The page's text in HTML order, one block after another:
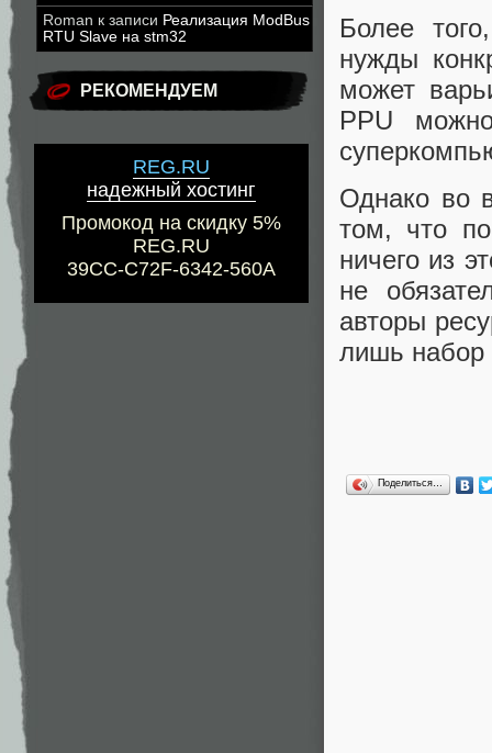
Roman к записи Реализация ModBus
RTU Slave на stm32
РЕКОМЕНДУЕМ
REG.RU
надежный хостинг
Промокод на скидку 5%
REG.RU
39CC-C72F-6342-560A
Более
нужды
может
PPU
Однако во
том, что
ничего из
не
авторы
лишь набор
Поделиться…